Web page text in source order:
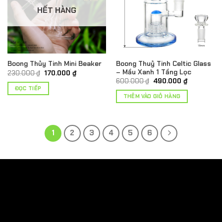
HẾT HÀNG
Boong Thủy Tinh Mini Beaker
230.000₫ Giá
là:
170.000 ₫Giá
hiện
ĐỌC TIẾP
Boong Thuỷ Tinh Celtic Glass
– Mầu Xanh 1 Tầng Lọc
600.000₫ Giá
là:
600.000 ₫.
490.000 ₫Giá
hiện
tại
THÊM VÀO GIỎ HÀNG
1 2 3 4 5 6